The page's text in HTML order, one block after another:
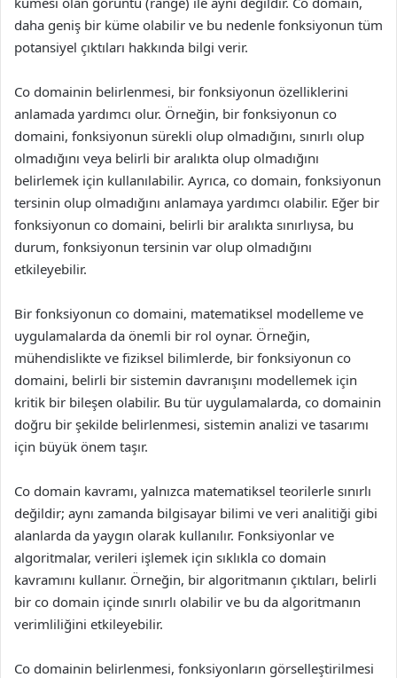
daha geniş bir küme olabilir ve bu nedenle fonksiyonun tüm
potansiyel çıktıları hakkında bilgi verir.
Co domainin belirlenmesi, bir fonksiyonun özelliklerini
anlamada yardımcı olur. Örneğin, bir fonksiyonun co
domaini, fonksiyonun sürekli olup olmadığını, sınırlı olup
olmadığını veya belirli bir aralıkta olup olmadığını
belirlemek için kullanılabilir. Ayrıca, co domain, fonksiyonun
tersinin olup olmadığını anlamaya yardımcı olabilir. Eğer bir
fonksiyonun co domaini, belirli bir aralıkta sınırlıysa, bu
durum, fonksiyonun tersinin var olup olmadığını
etkileyebilir.
Bir fonksiyonun co domaini, matematiksel modelleme ve
uygulamalarda da önemli bir rol oynar. Örneğin,
mühendislikte ve fiziksel bilimlerde, bir fonksiyonun co
domaini, belirli bir sistemin davranışını modellemek için
kritik bir bileşen olabilir. Bu tür uygulamalarda, co domainin
doğru bir şekilde belirlenmesi, sistemin analizi ve tasarımı
için büyük önem taşır.
Co domain kavramı, yalnızca matematiksel teorilerle sınırlı
değildir; aynı zamanda bilgisayar bilimi ve veri analitiği gibi
alanlarda da yaygın olarak kullanılır. Fonksiyonlar ve
algoritmalar, verileri işlemek için sıklıkla co domain
kavramını kullanır. Örneğin, bir algoritmanın çıktıları, belirli
bir co domain içinde sınırlı olabilir ve bu da algoritmanın
verimliliğini etkileyebilir.
Co domainin belirlenmesi, fonksiyonların görselleştirilmesi